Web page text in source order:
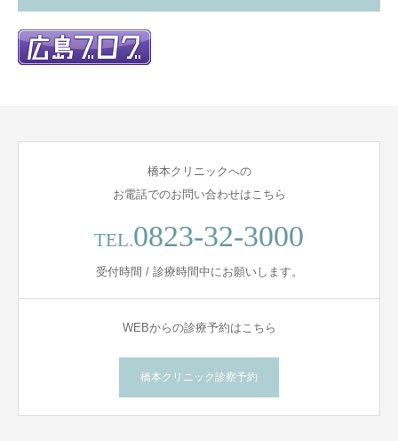
橋本クリニックへの
お電話でのお問い合わせはこちら
TEL.0823-32-3000
受付時間 / 診療時間中にお願いします。
WEBからの診療予約はこちら
橋本クリニック診察予約